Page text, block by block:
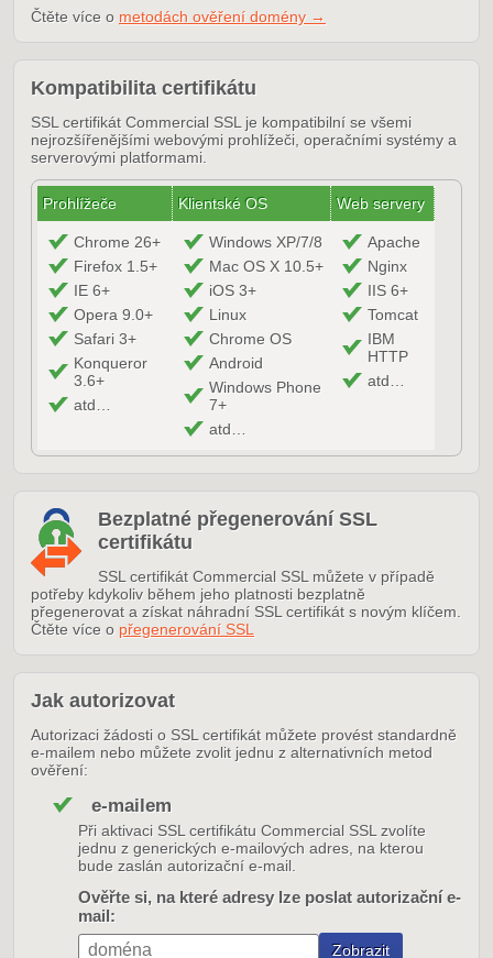
Čtěte více o metodách ověření domény →
Kompatibilita certifikátu
SSL certifikát Commercial SSL je kompatibilní se všemi
nejrozšířenějšími webovými prohlížeči, operačními systémy a
serverovými platformami.
Prohlížeče Klientské OS Web servery
Chrome 26+
Firefox 1.5+
IE 6+
Opera 9.0+
Safari 3+
Konqueror
3.6+
atd…
Windows XP/7/8
Mac OS X 10.5+
iOS 3+
Linux
Chrome OS
Android
Windows Phone
7+
atd…
Apache
Nginx
IIS 6+
Tomcat
IBM
HTTP
atd…
Bezplatné přegenerování SSL
certifikátu
SSL certifikát Commercial SSL můžete v případě
potřeby kdykoliv během jeho platnosti bezplatně
přegenerovat a získat náhradní SSL certifikát s novým klíčem.
Čtěte více o přegenerování SSL
Jak autorizovat
Autorizaci žádosti o SSL certifikát můžete provést standardně
e-mailem nebo můžete zvolit jednu z alternativních metod
ověření:
e-mailem
Při aktivaci SSL certifikátu Commercial SSL zvolíte
jednu z generických e-mailových adres, na kterou
bude zaslán autorizační e-mail.
Ověřte si, na které adresy lze poslat autorizační e-
mail: